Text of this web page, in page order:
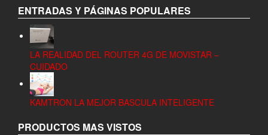
ENTRADAS Y PÁGINAS POPULARES
LA REALIDAD DEL ROUTER 4G DE MOVISTAR –
CUIDADO
KAMTRON LA MEJOR BASCULA INTELIGENTE
PRODUCTOS MAS VISTOS